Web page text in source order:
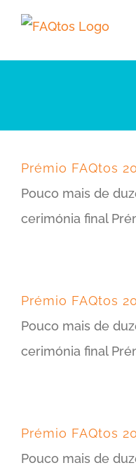
Skip
content
Prémio FAQtos
Pouco mais de
cerimónia final
Prémio FAQtos
Pouco mais de
cerimónia final
Prémio FAQtos
Pouco mais de